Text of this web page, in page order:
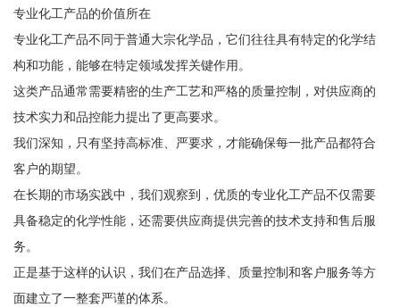
专业化工产品的价值所在
专业化工产品不同于普通大宗化学品，它们往往具有特定的化学结
构和功能，能够在特定领域发挥关键作用。
这类产品通常需要精密的生产工艺和严格的质量控制，对供应商的
技术实力和品控能力提出了更高要求。
我们深知，只有坚持高标准、严要求，才能确保每一批产品都符合
客户的期望。
在长期的市场实践中，我们观察到，优质的专业化工产品不仅需要
具备稳定的化学性能，还需要供应商提供完善的技术支持和售后服
务。
正是基于这样的认识，我们在产品选择、质量控制和客户服务等方
面建立了一整套严谨的体系。